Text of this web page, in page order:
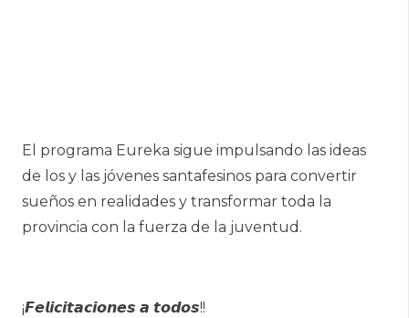
El programa Eureka sigue impulsando las ideas
de los y las jóvenes santafesinos para convertir
sueños en realidades y transformar toda la
provincia con la fuerza de la juventud.
¡𝙁𝙚𝙡𝙞𝙘𝙞𝙩𝙖𝙘𝙞𝙤𝙣𝙚𝙨 𝙖 𝙩𝙤𝙙𝙤𝙨!!